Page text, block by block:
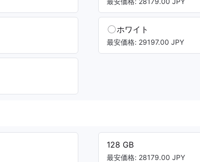
ホワイト
最安価格: 29197.00 JPY
128 GB
最安価格: 28179.00 JPY